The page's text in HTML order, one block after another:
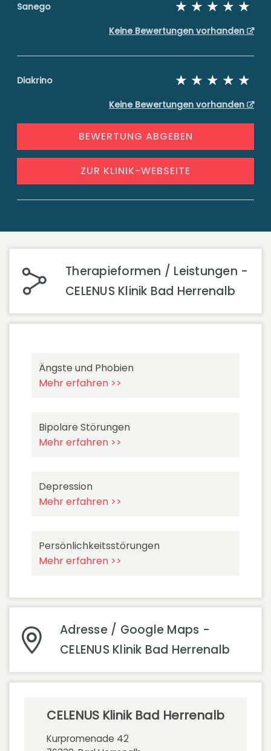
Sanego
Keine Bewertungen vorhanden
Diakrino
Keine Bewertungen vorhanden
BEWERTUNG ABGEBEN
ZUR KLINIK-WEBSEITE
Therapieformen / Leistungen -
CELENUS Klinik Bad Herrenalb
Ängste und Phobien
Mehr erfahren >>
Bipolare Störungen
Mehr erfahren >>
Depression
Mehr erfahren >>
Persönlichkeitsstörungen
Mehr erfahren >>
Adresse / Google Maps -
CELENUS Klinik Bad Herrenalb
CELENUS Klinik Bad Herrenalb
Kurpromenade 42